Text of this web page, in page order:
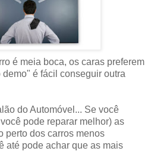
é meia boca, os caras preferem
é fácil conseguir outra
do Automóvel... Se você
pode reparar melhor) as
perto dos carros menos
até pode achar que as mais